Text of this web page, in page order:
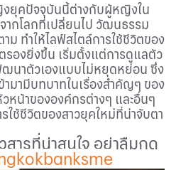
งยุคปัจจุบันนี้ต่างกับผู้หญิงใน
ากโลกที่เปลี่ยนไป วัฒนธรรม
ม ทำให้ไลฟ์สไตล์การใช้ชีวิตของ
รองยิ่งขึ้น เริ่มตั้งแต่การดูแลตัว
ฒนาตัวเองแบบไม่หยุดหย่อน ซึ่ง
ามามีบทบาทในเรื่องสำคัญๆ ของ
หน้าขององค์กรต่างๆ และอื่นๆ
ใช้ชีวิตของสาวยุคใหม่ที่น่าจับตา
ารที่น่าสนใจ อย่าลืมกด